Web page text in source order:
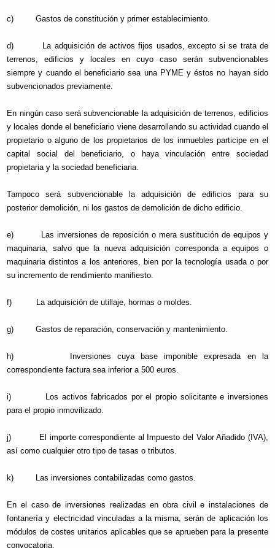
c) Gastos de constitución y primer establecimiento.
d) La adquisición de activos fijos usados, excepto si se trata de
terrenos, edificios y locales en cuyo caso serán subvencionables
siempre y cuando el beneficiario sea una PYME y éstos no hayan sido
subvencionados previamente.
En ningún caso será subvencionable la adquisición de terrenos, edificios
y locales donde el beneficiario viene desarrollando su actividad cuando el
propietario o alguno de los propietarios de los inmuebles participe en el
capital social del beneficiario, o haya vinculación entre sociedad
propietaria y la sociedad beneficiaria.
Tampoco será subvencionable la adquisición de edificios para su
posterior demolición, ni los gastos de demolición de dicho edificio.
e) Las inversiones de reposición o mera sustitución de equipos y
maquinaria, salvo que la nueva adquisición corresponda a equipos o
maquinaria distintos a los anteriores, bien por la tecnología usada o por
su incremento de rendimiento manifiesto.
f) La adquisición de utillaje, hormas o moldes.
g) Gastos de reparación, conservación y mantenimiento.
h) Inversiones cuya base imponible expresada en la
correspondiente factura sea inferior a 500 euros.
i) Los activos fabricados por el propio solicitante e inversiones
para el propio inmovilizado.
j) El importe correspondiente al Impuesto del Valor Añadido (IVA),
así como cualquier otro tipo de tasas o tributos.
k) Las inversiones contabilizadas como gastos.
En el caso de inversiones realizadas en obra civil e instalaciones de
fontanería y electricidad vinculadas a la misma, serán de aplicación los
módulos de costes unitarios aplicables que se aprueben para la presente
convocatoria.